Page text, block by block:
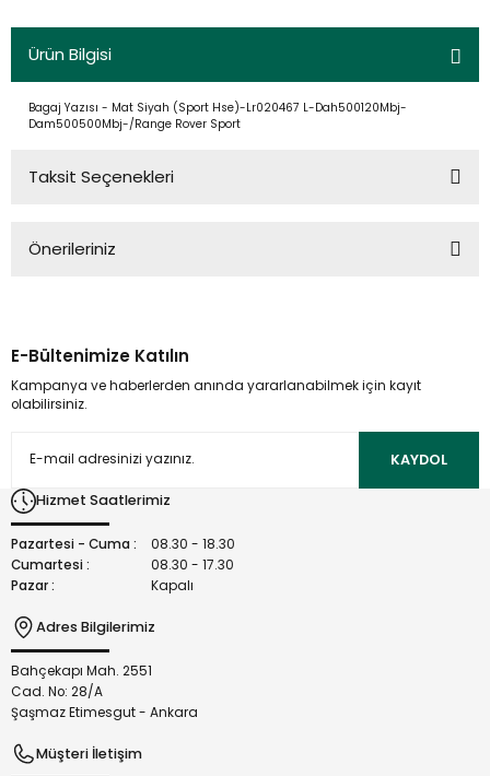
Ürün Bilgisi
Bagaj Yazısı - Mat Siyah (Sport Hse)-Lr020467 L-Dah500120Mbj-
Dam500500Mbj-/Range Rover Sport
Taksit Seçenekleri
Önerileriniz
kullanarak tarafımıza iletebilirsiniz.
Görüş ve önerileriniz için teşekkür ederiz.
Ürün açıklamasında eksik bilgiler bulunuyor.
Bu ürüne benzer farklı alternatifler olmalı.
E-Bültenimize Katılın
Kampanya ve haberlerden anında yararlanabilmek için kayıt
olabilirsiniz.
KAYDOL
Hizmet Saatlerimiz
Pazartesi - Cuma :
08.30 - 18.30
Cumartesi :
08.30 - 17.30
Pazar :
Kapalı
Adres Bilgilerimiz
Bahçekapı Mah. 2551
Cad. No: 28/A
Şaşmaz Etimesgut - Ankara
Müşteri İletişim